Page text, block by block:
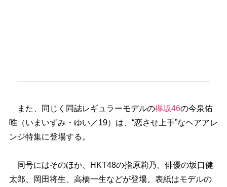
また、同じく同誌レギュラーモデルの欅坂46の今泉佑
唯（いまいずみ・ゆい／19）は、“恋させ上手”なヘアアレ
ンジ特集に登場する。
同号にはそのほか、HKT48の指原莉乃、俳優の坂口健
太郎、岡田将生、高橋一生などが登場。表紙はモデルの